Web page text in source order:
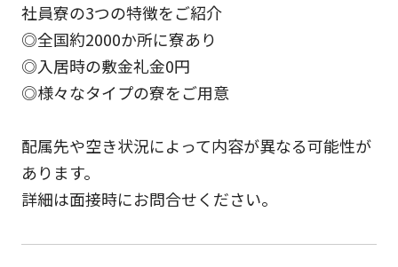
社員寮の3つの特徴をご紹介
◎全国約2000か所に寮あり
◎入居時の敷金礼金0円
◎様々なタイプの寮をご用意
配属先や空き状況によって内容が異なる可能性が
あります。
詳細は面接時にお問合せください。